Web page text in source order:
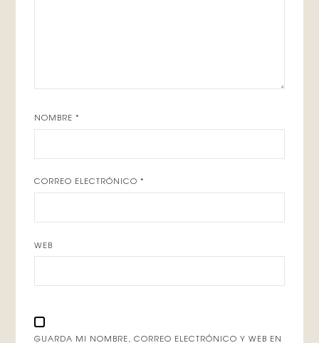
NOMBRE*
CORREO ELECTRÓNICO*
WEB
GUARDA MI NOMBRE, CORREO ELECTRÓNICO Y WEB EN